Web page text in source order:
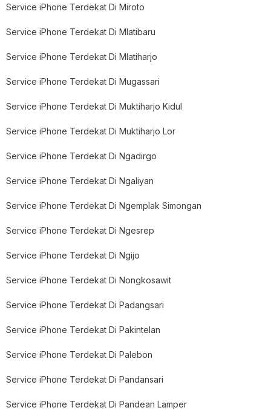
Service iPhone Terdekat Di Miroto
Service iPhone Terdekat Di Mlatibaru
Service iPhone Terdekat Di Mlatiharjo
Service iPhone Terdekat Di Mugassari
Service iPhone Terdekat Di Muktiharjo Kidul
Service iPhone Terdekat Di Muktiharjo Lor
Service iPhone Terdekat Di Ngadirgo
Service iPhone Terdekat Di Ngaliyan
Service iPhone Terdekat Di Ngemplak Simongan
Service iPhone Terdekat Di Ngesrep
Service iPhone Terdekat Di Ngijo
Service iPhone Terdekat Di Nongkosawit
Service iPhone Terdekat Di Padangsari
Service iPhone Terdekat Di Pakintelan
Service iPhone Terdekat Di Palebon
Service iPhone Terdekat Di Pandansari
Service iPhone Terdekat Di Pandean Lamper